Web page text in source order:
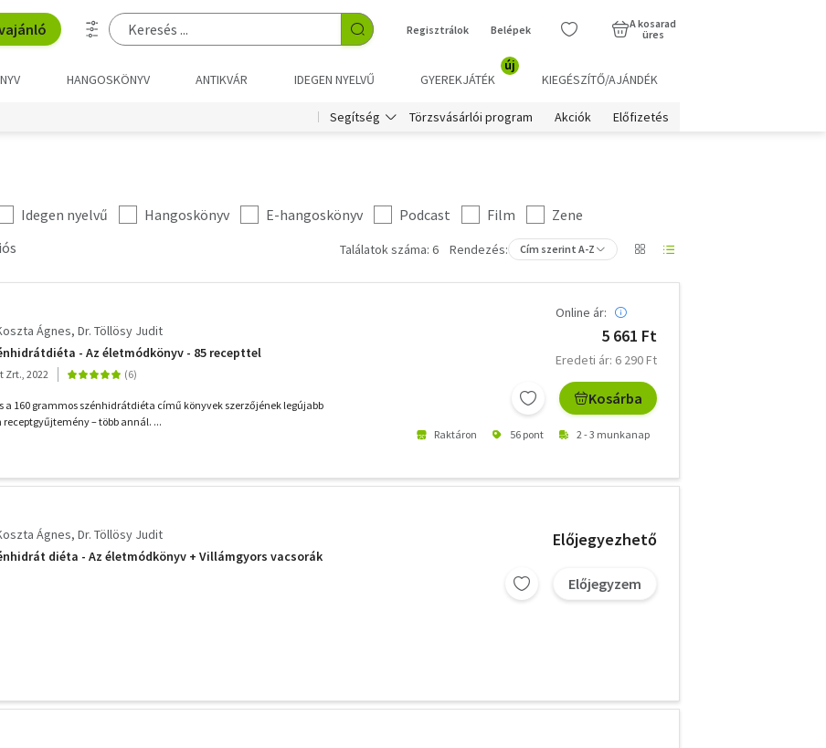
Regisztrálok Belépek
A kosarad
üres
HANGOSKÖNYV ANTIKVÁR IDEGEN NYELVŰ GYEREKJÁTÉK
új
KIEGÉSZÍTŐ/AJÁNDÉK
Segítség Törzsvásárlói program Akciók Előfizetés
Idegen nyelvű Hangoskönyv E-hangoskönyv Podcast Film
Zene
Találatok száma: 6 Rendezés: Cím szerint A-Z
Ágnes Dr. Töllösy Judit
- Az életmódkönyv - 85 recepttel
Zrt., 2022
a 160 grammos szénhidrátdiéta című könyvek szerzőjének legújabb
– több annál. ...
Online ár:
5 661 Ft
Eredeti ár: 6 290 Ft
Kosárba
Raktáron 56 pont 2 - 3 munkanap
Ágnes Dr. Töllösy Judit
diéta - Az életmódkönyv + Villámgyors vacsorák
Előjegyezhető
Előjegyzem